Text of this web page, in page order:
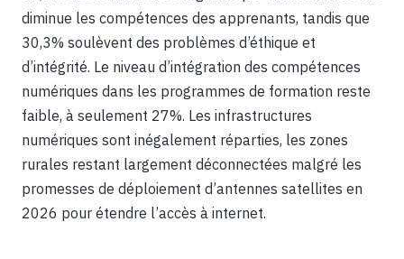
diminue les compétences des apprenants, tandis que
30,3% soulèvent des problèmes d’éthique et
d’intégrité. Le niveau d’intégration des compétences
numériques dans les programmes de formation reste
faible, à seulement 27%. Les infrastructures
numériques sont inégalement réparties, les zones
rurales restant largement déconnectées malgré les
promesses de déploiement d’antennes satellites en
2026 pour étendre l’accès à internet.